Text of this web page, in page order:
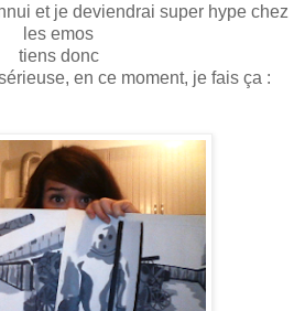
et je deviendrai super hype chez
les emos
tiens donc
en ce moment, je fais ça :